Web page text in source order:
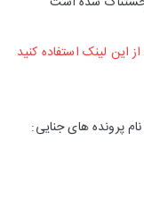
این لینک استفاده کنید
پرونده های جنایی: